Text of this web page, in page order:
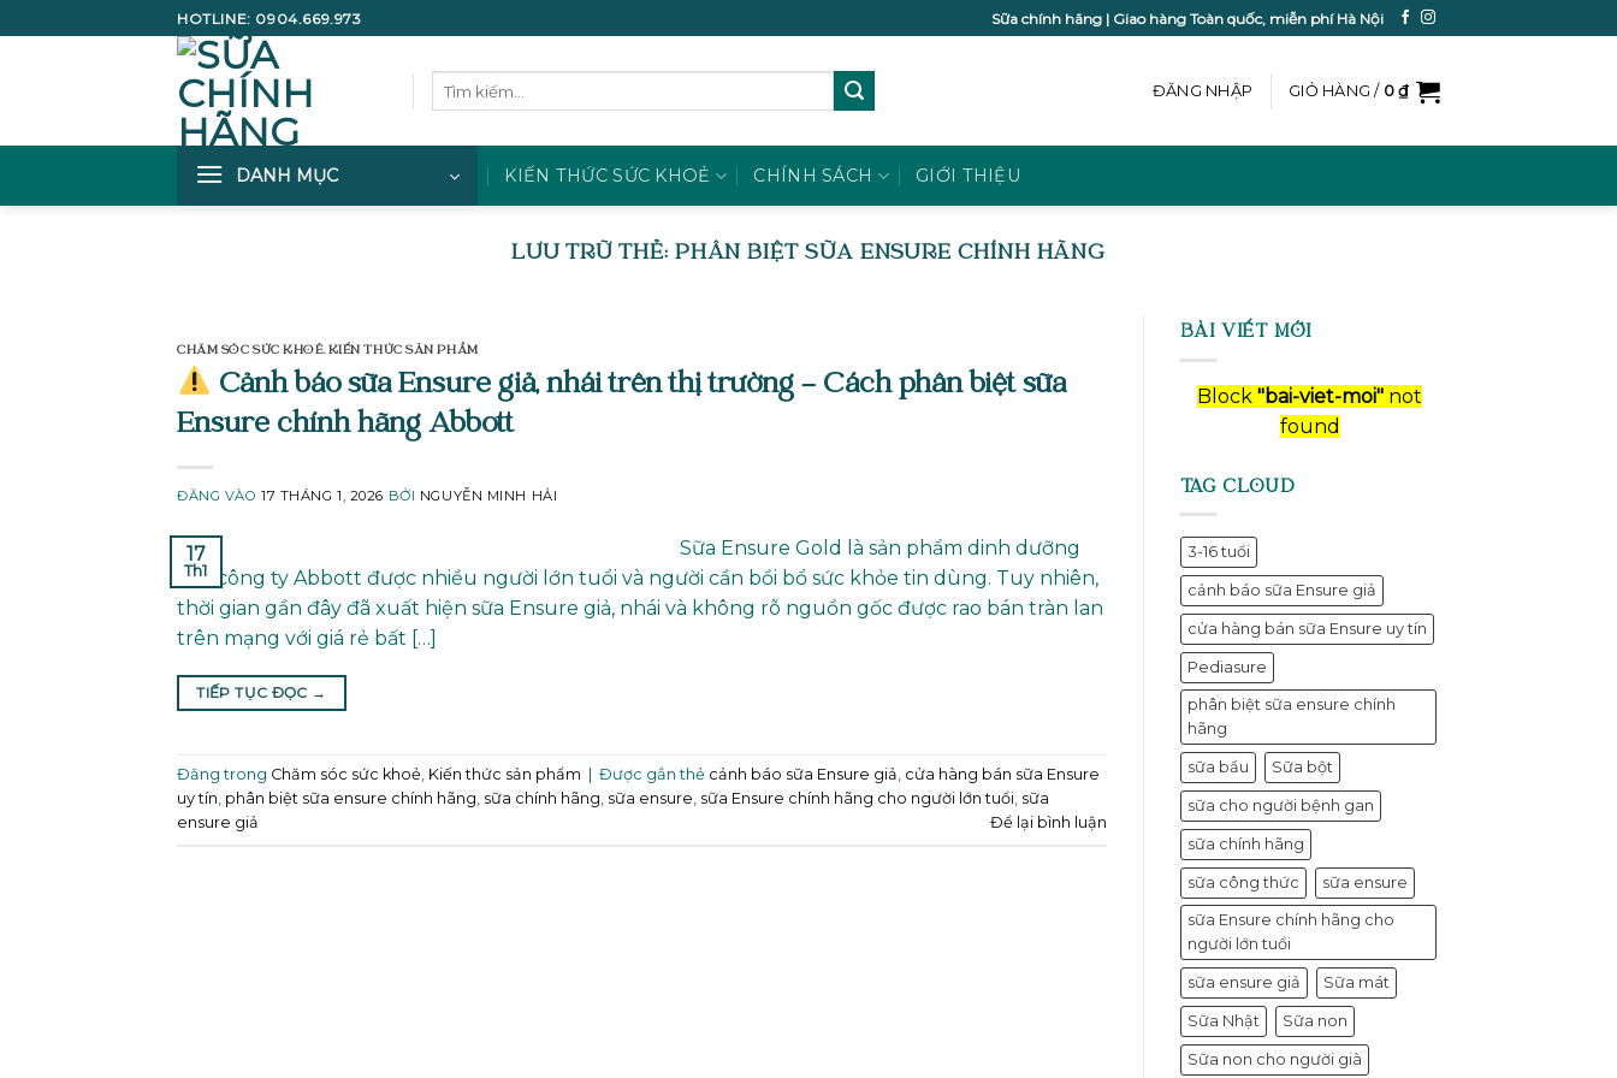
qua
HOTLINE: 0904.669.973 Sữa chính hãng | Giao hàng Toàn quốc, miễn phí Hà Nội
ĐĂNG NHẬP GIỎ HÀNG / 0₫
DANH MỤC KIẾN THỨC SỨC KHOẺ CHÍNH SÁCH GIỚI THIỆU
LƯU TRỮ THẺ: PHÂN BIỆT SỮA ENSURE CHÍNH HÃNG
CHĂM SÓC SỨC KHOẺ,KIẾN THỨC SẢN PHẨM
Cảnh báo sữa Ensure giả, nhái trên thị trường – Cách phân biệt sữa
Ensure chính hãng Abbott
ĐĂNG VÀO17 THÁNG 1, 2026 BỞI NGUYỄN MINH HẢI
17
Th1
Sữa Ensure Gold là sản phẩm dinh dưỡng
của công ty Abbott được nhiều người lớn tuổi và người cần bồi bổ sức khỏe tin dùng. Tuy nhiên,
thời gian gần đây đã xuất hiện sữa Ensure giả, nhái và không rõ nguồn gốc được rao bán tràn lan
trên mạng với giá rẻ bất […]
TIẾP TỤC ĐỌC →
Đăng trong Chăm sóc sức khoẻ, Kiến thức sản phẩm Được gắn thẻ cảnh báo sữa Ensure giả, cửa hàng bán sữa Ensure
uy tín, phân biệt sữa ensure chính hãng, sữa chính hãng, sữa ensure, sữa Ensure chính hãng cho người lớn tuổi, sữa
ensure giả
Để lại bình luận
BÀI VIẾT MỚI
Block"bai-viet-moi" not
found
TAG CLOUD
3-16 tuổi
cảnh báo sữa Ensure giả
cửa hàng bán sữa Ensure uy tín
Pediasure
phân biệt sữa ensure chính
hãng
sữa bầu Sữa bột
sữa cho người bệnh gan
sữa chính hãng
sữa công thức sữa ensure
sữa Ensure chính hãng cho
người lớn tuổi
sữa ensure giả Sữa mát
Sữa Nhật Sữa non
Sữa non cho người già